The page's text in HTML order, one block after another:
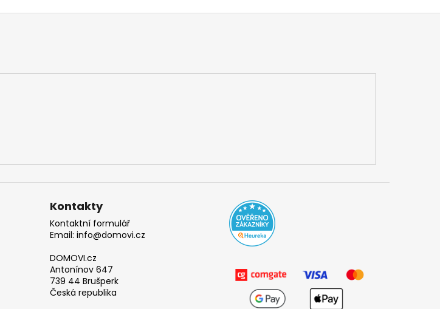
Kontakty
Kontaktní formulář
Email: info@domovi.cz
DOMOVI.cz
Antonínov 647
739 44 Brušperk
Česká republika